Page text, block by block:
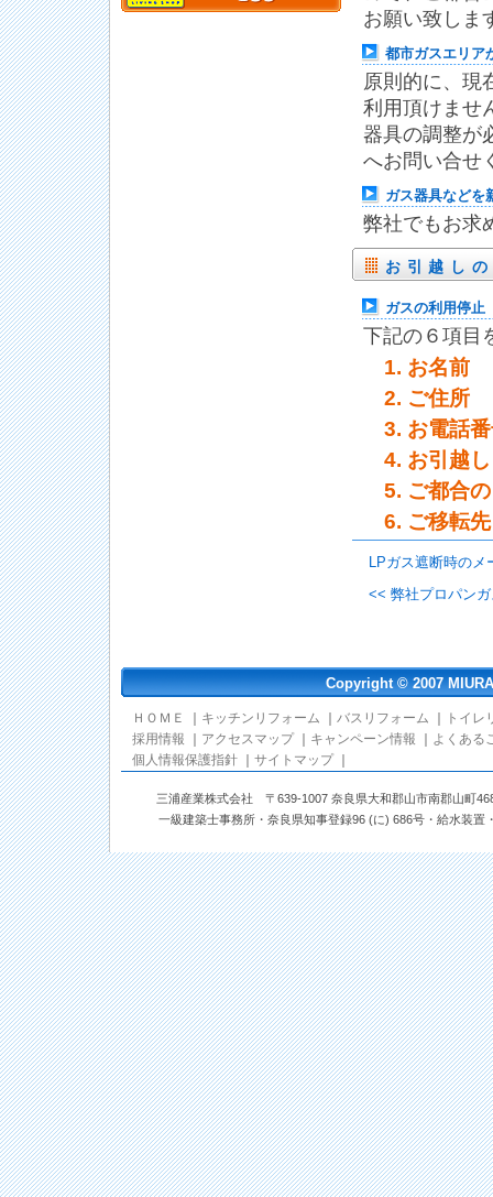
お願い致しま
都市ガスエリア
原則的に、現
利用頂けませ
器具の調整が
へお問い合せ
ガス器具などを
弊社でもお求
お引越し
ガスの利用停止
下記の６項目
お名前
ご住所
お電話
お引越
ご都合
ご移転先
LPガス遮断時のメ
<< 弊社プロパン
Copyright © 2007
ＨＯＭＥ キッチンリフォーム バスリフォーム
トイレ
採用情報
アクセスマップ｜ キャンペーン情報
よくある
個人情報保護指針
サイトマップ｜
三浦産業株式会社 〒639-1007 奈良県大和郡山市南郡山町
一級建築士事務所・奈良県知事登録96 (に) 686号・給水装